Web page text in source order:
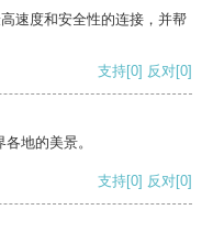
速度和安全性的连接，并帮
支持[0] 反对[0]
地的美景。
支持[0] 反对[0]